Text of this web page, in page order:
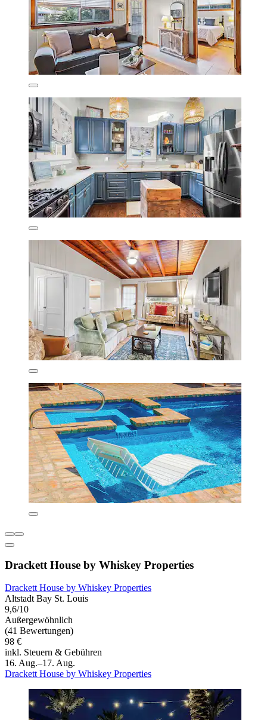
Drackett House by Whiskey Properties
Drackett House by Whiskey Properties
Altstadt Bay St. Louis
9,6/10
Außergewöhnlich
(41 Bewertungen)
98 €
inkl. Steuern & Gebühren
16. Aug.–17. Aug.
Drackett House by Whiskey Properties